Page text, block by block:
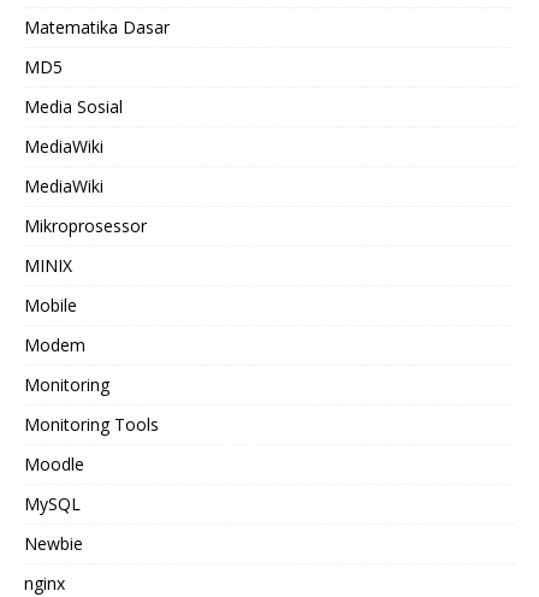
Matematika Dasar
MD5
Media Sosial
MediaWiki
MediaWiki
Mikroprosessor
MINIX
Mobile
Modem
Monitoring
Monitoring Tools
Moodle
MySQL
Newbie
nginx